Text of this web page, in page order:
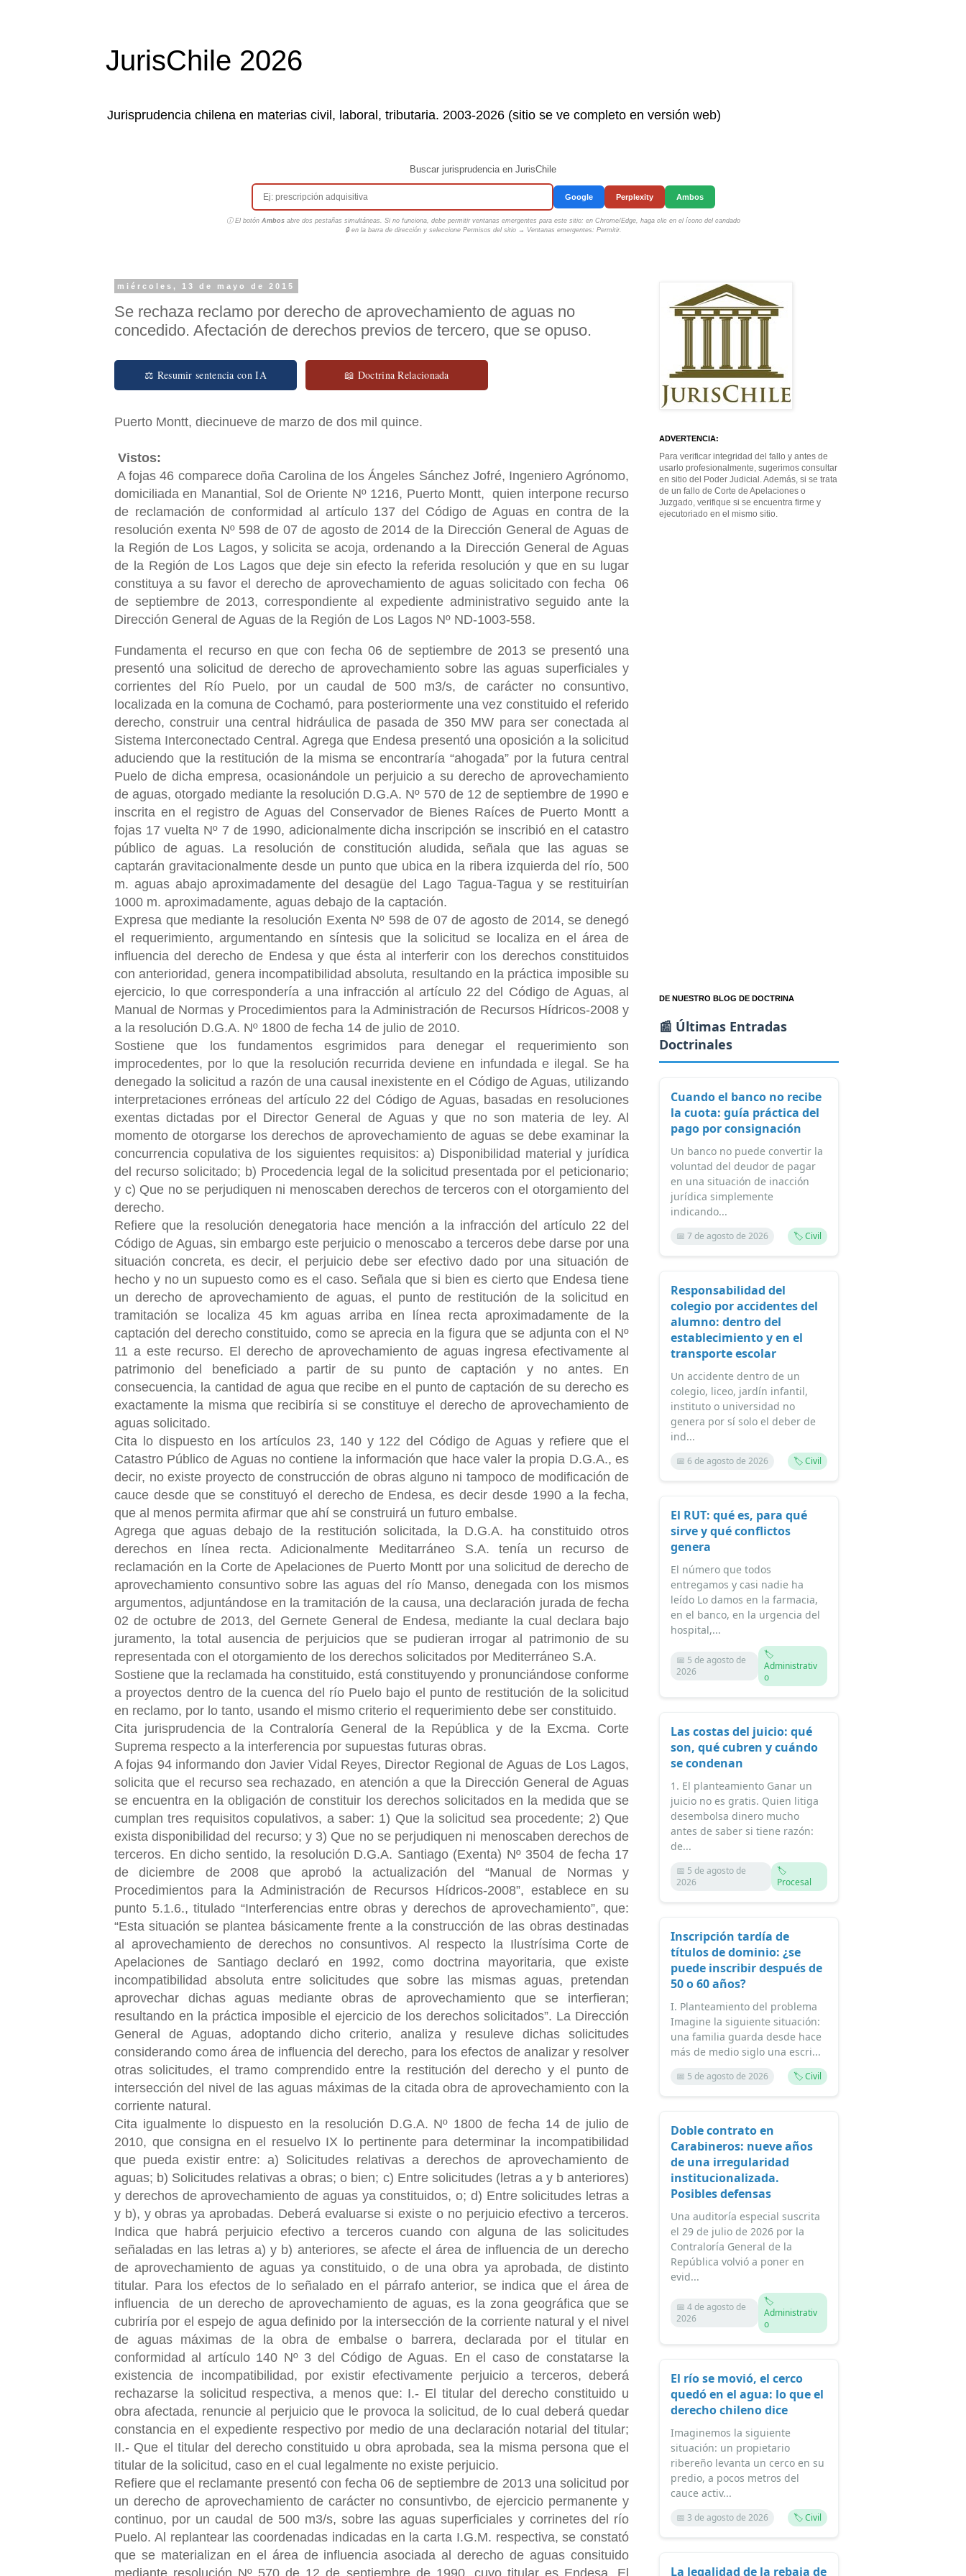
JurisChile 2026
Jurisprudencia chilena en materias civil, laboral, tributaria. 2003-2026 (sitio se ve completo en versión web)
Buscar jurisprudencia en JurisChile
Google Perplexity Ambos
ⓘ El botón Ambosabre dos pestañas simultáneas. Si no funciona, debe permitir ventanas emergentes para este sitio: en Chrome/Edge, haga clic en el ícono del candado
🔒 en la barra de dirección y seleccione Permisos del sitio → Ventanas emergentes: Permitir.
miércoles, 13 de mayo de 2015
Se rechaza reclamo por derecho de aprovechamiento de aguas no
concedido. Afectación de derechos previos de tercero, que se opuso.
⚖ Resumir sentencia con IA 📖 Doctrina Relacionada
Puerto Montt, diecinueve de marzo de dos mil quince.
Vistos:
A fojas 46 comparece doña Carolina de los Ángeles Sánchez Jofré, Ingeniero Agrónomo,
domiciliada en Manantial, Sol de Oriente Nº 1216, Puerto Montt, quien interpone recurso
de reclamación de conformidad al artículo 137 del Código de Aguas en contra de la
resolución exenta Nº 598 de 07 de agosto de 2014 de la Dirección General de Aguas de
la Región de Los Lagos, y solicita se acoja, ordenando a la Dirección General de Aguas
de la Región de Los Lagos que deje sin efecto la referida resolución y que en su lugar
constituya a su favor el derecho de aprovechamiento de aguas solicitado con fecha 06
de septiembre de 2013, correspondiente al expediente administrativo seguido ante la
Dirección General de Aguas de la Región de Los Lagos Nº ND-1003-558.
Fundamenta el recurso en que con fecha 06 de septiembre de 2013 se presentó una
presentó una solicitud de derecho de aprovechamiento sobre las aguas superficiales y
corrientes del Río Puelo, por un caudal de 500 m3/s, de carácter no consuntivo,
localizada en la comuna de Cochamó, para posteriormente una vez constituido el referido
derecho, construir una central hidráulica de pasada de 350 MW para ser conectada al
Sistema Interconectado Central. Agrega que Endesa presentó una oposición a la solicitud
aduciendo que la restitución de la misma se encontraría “ahogada” por la futura central
Puelo de dicha empresa, ocasionándole un perjuicio a su derecho de aprovechamiento
de aguas, otorgado mediante la resolución D.G.A. Nº 570 de 12 de septiembre de 1990 e
inscrita en el registro de Aguas del Conservador de Bienes Raíces de Puerto Montt a
fojas 17 vuelta Nº 7 de 1990, adicionalmente dicha inscripción se inscribió en el catastro
público de aguas. La resolución de constitución aludida, señala que las aguas se
captarán gravitacionalmente desde un punto que ubica en la ribera izquierda del río, 500
m. aguas abajo aproximadamente del desagüe del Lago Tagua-Tagua y se restituirían
1000 m. aproximadamente, aguas debajo de la captación.
Expresa que mediante la resolución Exenta Nº 598 de 07 de agosto de 2014, se denegó
el requerimiento, argumentando en síntesis que la solicitud se localiza en el área de
influencia del derecho de Endesa y que ésta al interferir con los derechos constituidos
con anterioridad, genera incompatibilidad absoluta, resultando en la práctica imposible su
ejercicio, lo que correspondería a una infracción al artículo 22 del Código de Aguas, al
Manual de Normas y Procedimientos para la Administración de Recursos Hídricos-2008 y
a la resolución D.G.A. Nº 1800 de fecha 14 de julio de 2010.
Sostiene que los fundamentos esgrimidos para denegar el requerimiento son
improcedentes, por lo que la resolución recurrida deviene en infundada e ilegal. Se ha
denegado la solicitud a razón de una causal inexistente en el Código de Aguas, utilizando
interpretaciones erróneas del artículo 22 del Código de Aguas, basadas en resoluciones
exentas dictadas por el Director General de Aguas y que no son materia de ley. Al
momento de otorgarse los derechos de aprovechamiento de aguas se debe examinar la
concurrencia copulativa de los siguientes requisitos: a) Disponibilidad material y jurídica
del recurso solicitado; b) Procedencia legal de la solicitud presentada por el peticionario;
y c) Que no se perjudiquen ni menoscaben derechos de terceros con el otorgamiento del
derecho.
Refiere que la resolución denegatoria hace mención a la infracción del artículo 22 del
Código de Aguas, sin embargo este perjuicio o menoscabo a terceros debe darse por una
situación concreta, es decir, el perjuicio debe ser efectivo dado por una situación de
hecho y no un supuesto como es el caso. Señala que si bien es cierto que Endesa tiene
un derecho de aprovechamiento de aguas, el punto de restitución de la solicitud en
tramitación se localiza 45 km aguas arriba en línea recta aproximadamente de la
captación del derecho constituido, como se aprecia en la figura que se adjunta con el Nº
11 a este recurso. El derecho de aprovechamiento de aguas ingresa efectivamente al
patrimonio del beneficiado a partir de su punto de captación y no antes. En
consecuencia, la cantidad de agua que recibe en el punto de captación de su derecho es
exactamente la misma que recibiría si se constituye el derecho de aprovechamiento de
aguas solicitado.
Cita lo dispuesto en los artículos 23, 140 y 122 del Código de Aguas y refiere que el
Catastro Público de Aguas no contiene la información que hace valer la propia D.G.A., es
decir, no existe proyecto de construcción de obras alguno ni tampoco de modificación de
cauce desde que se constituyó el derecho de Endesa, es decir desde 1990 a la fecha,
que al menos permita afirmar que ahí se construirá un futuro embalse.
Agrega que aguas debajo de la restitución solicitada, la D.G.A. ha constituido otros
derechos en línea recta. Adicionalmente Meditarráneo S.A. tenía un recurso de
reclamación en la Corte de Apelaciones de Puerto Montt por una solicitud de derecho de
aprovechamiento consuntivo sobre las aguas del río Manso, denegada con los mismos
argumentos, adjuntándose en la tramitación de la causa, una declaración jurada de fecha
02 de octubre de 2013, del Gernete General de Endesa, mediante la cual declara bajo
juramento, la total ausencia de perjuicios que se pudieran irrogar al patrimonio de su
representada con el otorgamiento de los derechos solicitados por Mediterráneo S.A.
Sostiene que la reclamada ha constituido, está constituyendo y pronunciándose conforme
a proyectos dentro de la cuenca del río Puelo bajo el punto de restitución de la solicitud
en reclamo, por lo tanto, usando el mismo criterio el requerimiento debe ser constituido.
Cita jurisprudencia de la Contraloría General de la República y de la Excma. Corte
Suprema respecto a la interferencia por supuestas futuras obras.
A fojas 94 informando don Javier Vidal Reyes, Director Regional de Aguas de Los Lagos,
solicita que el recurso sea rechazado, en atención a que la Dirección General de Aguas
se encuentra en la obligación de constituir los derechos solicitados en la medida que se
cumplan tres requisitos copulativos, a saber: 1) Que la solicitud sea procedente; 2) Que
exista disponibilidad del recurso; y 3) Que no se perjudiquen ni menoscaben derechos de
terceros. En dicho sentido, la resolución D.G.A. Santiago (Exenta) Nº 3504 de fecha 17
de diciembre de 2008 que aprobó la actualización del “Manual de Normas y
Procedimientos para la Administración de Recursos Hídricos-2008”, establece en su
punto 5.1.6., titulado “Interferencias entre obras y derechos de aprovechamiento”, que:
“Esta situación se plantea básicamente frente a la construcción de las obras destinadas
al aprovechamiento de derechos no consuntivos. Al respecto la Ilustrísima Corte de
Apelaciones de Santiago declaró en 1992, como doctrina mayoritaria, que existe
incompatibilidad absoluta entre solicitudes que sobre las mismas aguas, pretendan
aprovechar dichas aguas mediante obras de aprovechamiento que se interfieran;
resultando en la práctica imposible el ejercicio de los derechos solicitados”. La Dirección
General de Aguas, adoptando dicho criterio, analiza y resuleve dichas solicitudes
considerando como área de influencia del derecho, para los efectos de analizar y resolver
otras solicitudes, el tramo comprendido entre la restitución del derecho y el punto de
intersección del nivel de las aguas máximas de la citada obra de aprovechamiento con la
corriente natural.
Cita igualmente lo dispuesto en la resolución D.G.A. Nº 1800 de fecha 14 de julio de
2010, que consigna en el resuelvo IX lo pertinente para determinar la incompatibilidad
que pueda existir entre: a) Solicitudes relativas a derechos de aprovechamiento de
aguas; b) Solicitudes relativas a obras; o bien; c) Entre solicitudes (letras a y b anteriores)
y derechos de aprovechamiento de aguas ya constituidos, o; d) Entre solicitudes letras a
y b), y obras ya aprobadas. Deberá evaluarse si existe o no perjuicio efectivo a terceros.
Indica que habrá perjuicio efectivo a terceros cuando con alguna de las solicitudes
señaladas en las letras a) y b) anteriores, se afecte el área de influencia de un derecho
de aprovechamiento de aguas ya constituido, o de una obra ya aprobada, de distinto
titular. Para los efectos de lo señalado en el párrafo anterior, se indica que el área de
influencia de un derecho de aprovechamiento de aguas, es la zona geográfica que se
cubriría por el espejo de agua definido por la intersección de la corriente natural y el nivel
de aguas máximas de la obra de embalse o barrera, declarada por el titular en
conformidad al artículo 140 Nº 3 del Código de Aguas. En el caso de constatarse la
existencia de incompatibilidad, por existir efectivamente perjuicio a terceros, deberá
rechazarse la solicitud respectiva, a menos que: I.- El titular del derecho constituido u
obra afectada, renuncie al perjuicio que le provoca la solicitud, de lo cual deberá quedar
constancia en el expediente respectivo por medio de una declaración notarial del titular;
II.- Que el titular del derecho constituido u obra aprobada, sea la misma persona que el
titular de la solicitud, caso en el cual legalmente no existe perjuicio.
Refiere que el reclamante presentó con fecha 06 de septiembre de 2013 una solicitud por
un derecho de aprovechamiento de carácter no consuntivbo, de ejercicio permanente y
continuo, por un caudal de 500 m3/s, sobre las aguas superficiales y corrinetes del río
Puelo. Al replantear las coordenadas indicadas en la carta I.G.M. respectiva, se constató
que se materializan en el área de influencia asociada al derecho de aguas consituido
mediante resolución Nº 570 de 12 de septiembre de 1990, cuyo titular es Endesa. El
ADVERTENCIA:
Para verificar integridad del fallo y antes de
usarlo profesionalmente, sugerimos consultar
en sitio del Poder Judicial. Además, si se trata
de un fallo de Corte de Apelaciones o
Juzgado, verifique si se encuentra firme y
ejecutoriado en el mismo sitio.
DE NUESTRO BLOG DE DOCTRINA
📰 Últimas Entradas
Doctrinales
Cuando el banco no recibe
la cuota: guía práctica del
pago por consignación
Un banco no puede convertir la
voluntad del deudor de pagar
en una situación de inacción
jurídica simplemente
indicando...
📅 7 de agosto de 2026 🏷️ Civil
Responsabilidad del
colegio por accidentes del
alumno: dentro del
establecimiento y en el
transporte escolar
Un accidente dentro de un
colegio, liceo, jardín infantil,
instituto o universidad no
genera por sí solo el deber de
ind...
📅 6 de agosto de 2026 🏷️ Civil
El RUT: qué es, para qué
sirve y qué conflictos
genera
El número que todos
entregamos y casi nadie ha
leído Lo damos en la farmacia,
en el banco, en la urgencia del
hospital,...
📅 5 de agosto de
2026
🏷️
Administrativ
o
Las costas del juicio: qué
son, qué cubren y cuándo
se condenan
1. El planteamiento Ganar un
juicio no es gratis. Quien litiga
desembolsa dinero mucho
antes de saber si tiene razón:
de...
📅 5 de agosto de
2026
🏷️
Procesal
Inscripción tardía de
títulos de dominio: ¿se
puede inscribir después de
50 o 60 años?
I. Planteamiento del problema
Imagine la siguiente situación:
una familia guarda desde hace
más de medio siglo una escri...
📅 5 de agosto de 2026 🏷️ Civil
Doble contrato en
Carabineros: nueve años
de una irregularidad
institucionalizada.
Posibles defensas
Una auditoría especial suscrita
el 29 de julio de 2026 por la
Contraloría General de la
República volvió a poner en
evid...
📅 4 de agosto de
2026
🏷️
Administrativ
o
El río se movió, el cerco
quedó en el agua: lo que el
derecho chileno dice
Imaginemos la siguiente
situación: un propietario
ribereño levanta un cerco en su
predio, a pocos metros del
cauce activ...
📅 3 de agosto de 2026 🏷️ Civil
La legalidad de la rebaja de